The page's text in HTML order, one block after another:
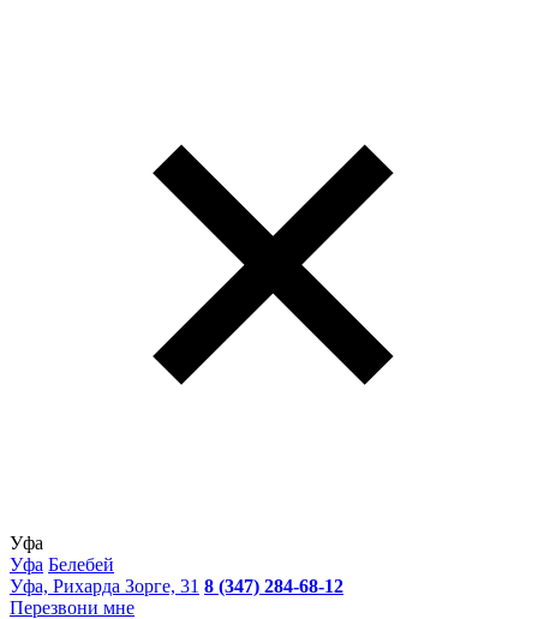
Уфа
Уфа Белебей
Уфа, Рихарда Зорге, 31 8 (347) 284-68-12
Перезвони мне